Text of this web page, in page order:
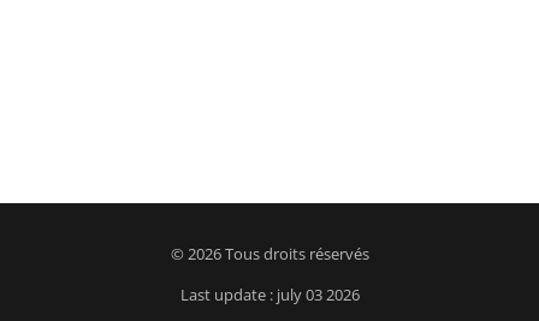
© 2026 Tous droits réservés
Last update : july 03 2026